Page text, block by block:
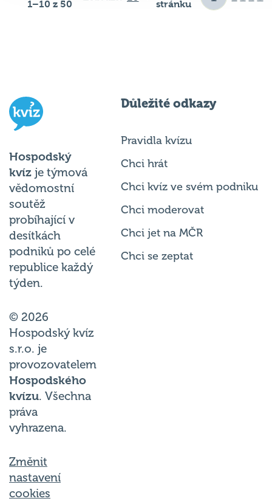
1–10 z 50
stránku
Hospodský
kvíz je týmová
vědomostní
soutěž
probíhající v
desítkách
podniků po celé
republice každý
týden.
© 2026
Hospodský kvíz
s.r.o. je
provozovatelem
Hospodského
kvízu. Všechna
práva
vyhrazena.
Změnit
nastavení
cookies
Důležité odkazy
Pravidla kvízu
Chci hrát
Chci kvíz ve svém podniku
Chci moderovat
Chci jet na MČR
Chci se zeptat